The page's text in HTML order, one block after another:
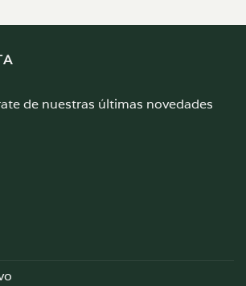
de nuestras últimas novedades